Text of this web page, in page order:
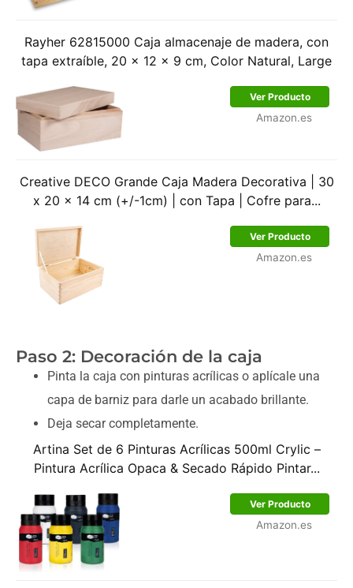
Rayher 62815000 Caja almacenaje de madera, con
tapa extraíble, 20 x 12 x 9 cm, Color Natural, Large
Ver Producto
Amazon.es
Creative DECO Grande Caja Madera Decorativa | 30
x 20 x 14 cm (+/-1cm) | con Tapa | Cofre para...
Ver Producto
Amazon.es
Paso 2: Decoración de la caja
Pinta la caja con pinturas acrílicas o aplícale una
capa de barniz para darle un acabado brillante.
Deja secar completamente.
Artina Set de 6 Pinturas Acrílicas 500ml Crylic –
Pintura Acrílica Opaca & Secado Rápido Pintar...
Ver Producto
Amazon.es